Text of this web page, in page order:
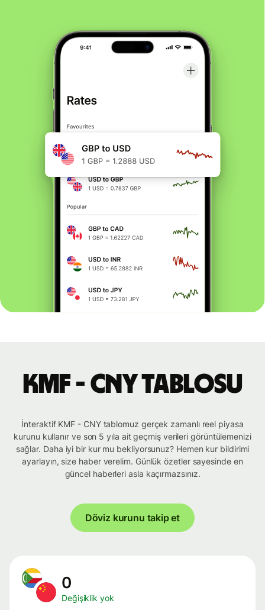
KMF - CNY tablosu
İnteraktif KMF - CNY tablomuz gerçek zamanlı reel piyasa
kurunu kullanır ve son 5 yıla ait geçmiş verileri görüntülemenizi
sağlar. Daha iyi bir kur mu bekliyorsunuz? Hemen kur bildirimi
ayarlayın, size haber verelim. Günlük özetler sayesinde en
güncel haberleri asla kaçırmazsınız.
Döviz kurunu takip et
0
Değişiklik yok